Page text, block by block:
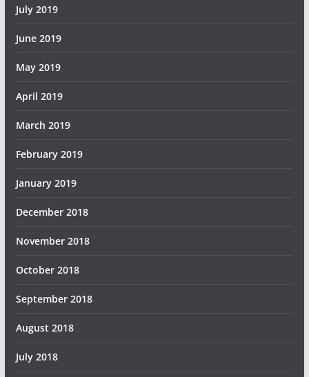
July 2019
June 2019
May 2019
April 2019
March 2019
February 2019
January 2019
December 2018
November 2018
October 2018
September 2018
August 2018
July 2018